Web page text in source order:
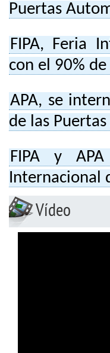
Puertas
FIPA, Feria
con el 90%
APA, se
de las
FIPA y
Internacional
Vídeo